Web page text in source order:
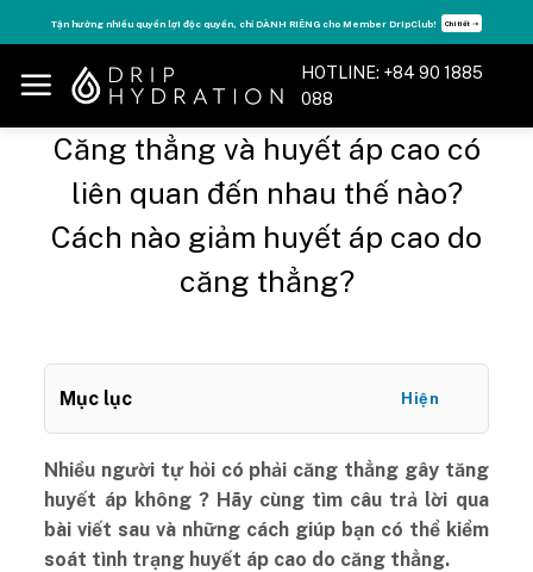
to
content
Tăng năng lượng - sống đỉnh cao với thẻ Vitamin Drip Membership. Xem ngay ➝
HOTLINE: +84 90 1885
088
Căng thẳng và huyết áp cao có
liên quan đến nhau thế nào?
Cách nào giảm huyết áp cao do
căng thẳng?
Mục lục Hiện
Nhiều người tự hỏi có phải căng thẳng gây tăng
huyết áp không ? Hãy cùng tìm câu trả lời qua
bài viết sau và những cách giúp bạn có thể kiểm
soát tình trạng huyết áp cao do căng thẳng.